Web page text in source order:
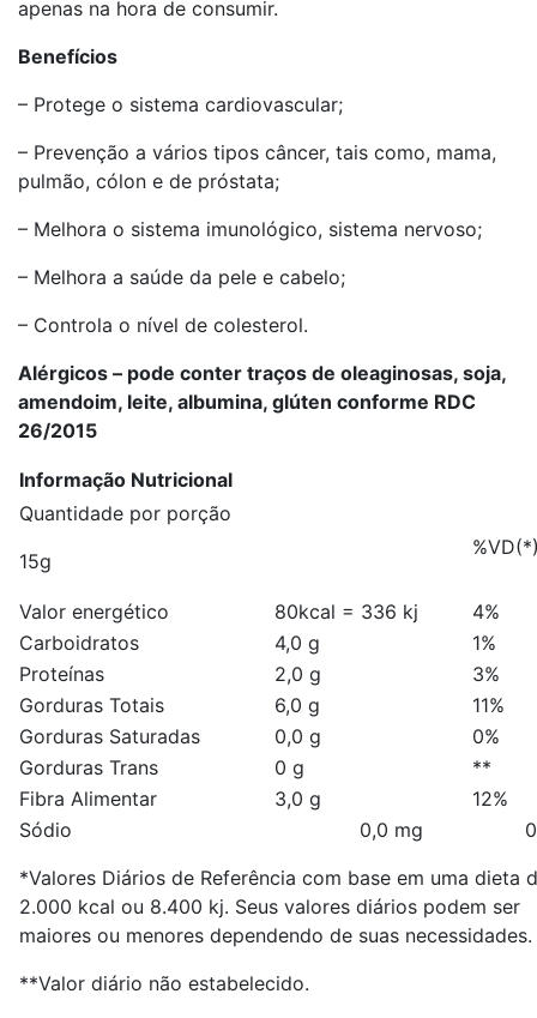
apenas na hora de consumir.
Benefícios
– Protege o sistema cardiovascular;
– Prevenção a vários tipos câncer, tais como, mama,
pulmão, cólon e de próstata;
– Melhora o sistema imunológico, sistema nervoso;
– Melhora a saúde da pele e cabelo;
– Controla o nível de colesterol.
Alérgicos – pode conter traços de oleaginosas, soja,
amendoim, leite, albumina, glúten conforme RDC
26/2015
Informação Nutricional
Quantidade por porção
15g
Valor energético 80kcal = 336 kj
4%
Carboidratos
4,0 g
1%
Proteínas
2,0 g
3%
Gorduras Totais
6,0 g
11%
Gorduras Saturadas
0,0 g
0%
Gorduras Trans
0 g
**
Fibra Alimentar
3,0 g
12%
Sódio 0,0 mg
*Valores Diários de Referência com base em uma dieta
2.000 kcal ou 8.400 kj. Seus valores diários podem ser
maiores ou menores dependendo de suas necessidades.
**Valor diário não estabelecido.